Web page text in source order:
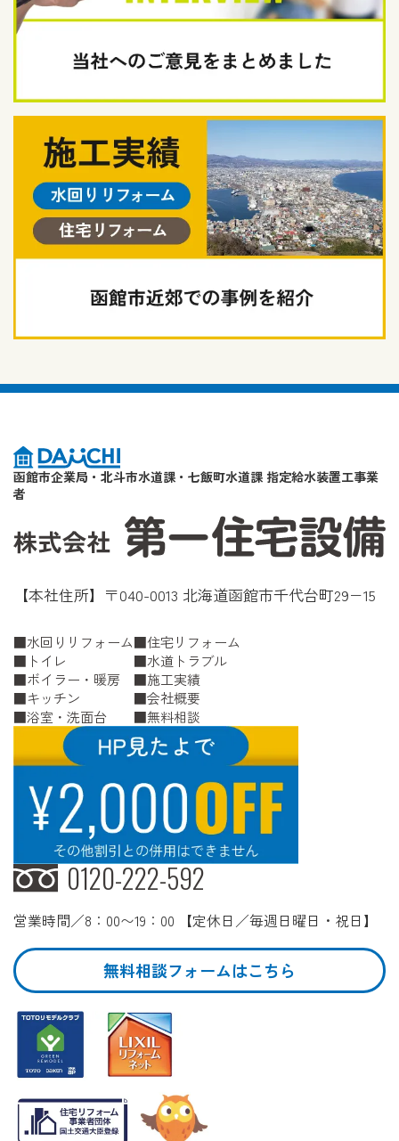
函館市企業局・北斗市水道課・七飯町水道課 指定給水装置工事業
者
【本社住所】〒040-0013 北海道函館市千代台町29−15
水回りリフォーム
トイレ
ボイラー・暖房
キッチン
浴室・洗面台
住宅リフォーム
水道トラブル
施工実績
会社概要
無料相談
0120-222-592
営業時間／8：00〜19：00 【定休日／毎週日曜日・祝日】
無料相談フォームはこちら